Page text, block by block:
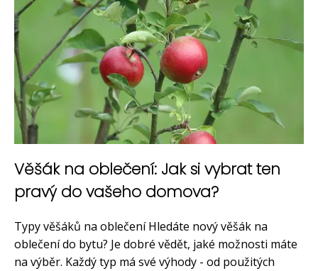
Věšák na oblečení: Jak si vybrat ten
pravý do vašeho domova?
Typy věšáků na oblečení Hledáte nový věšák na
oblečení do bytu? Je dobré vědět, jaké možnosti máte
na výběr. Každý typ má své výhody - od použitých